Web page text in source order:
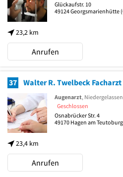
23,2 km
Glückaufstr. 10
49124Georgsmarienhütte
Anrufen
37 Walter R. Twelbeck
23,4 km
Augenarzt,
Geschlossen
Osnabrücker Str. 4
49170 Hagen am
Anrufen